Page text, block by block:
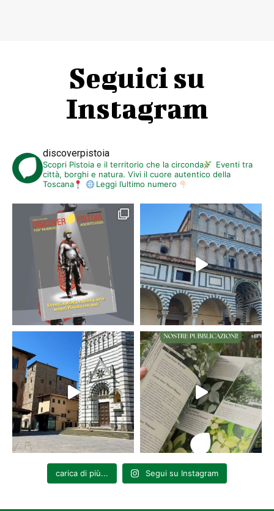
Seguici su
Instagram
discoverpistoia
Scopri Pistoia e il territorio che la circonda
Eventi tra
città, borghi e natura. Vivi il cuore autentico della
Toscana
Leggi l’ultimo numero
carica di più... Segui su Instagram